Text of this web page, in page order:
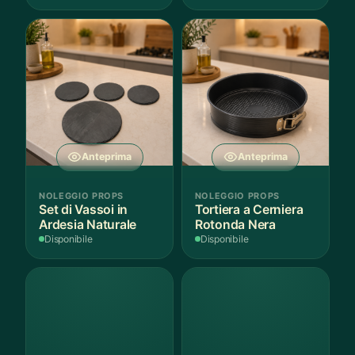
Anteprima
NOLEGGIO PROPS
Set di Vassoi in
Ardesia Naturale
Disponibile
Anteprima
NOLEGGIO PROPS
Tortiera a Cerniera
Rotonda Nera
Disponibile